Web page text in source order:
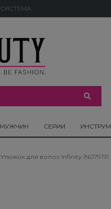
СЕРИИ
Утюжок для волос Infinity IN079TP